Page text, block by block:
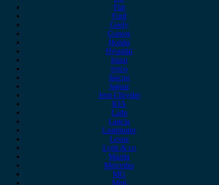
Fiat
Ford
Geely
Gonow
Honda
Hyundai
Isuzu
iveco
Jaecoo
Jaguar
Jeep Chrysler
KIA
Lada
Lancia
Leapmotor
Lexus
Lynk & co
Mazda
Mercedes
MG
Mini